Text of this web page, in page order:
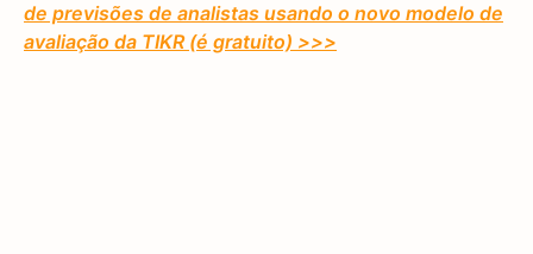
de previsões de analistas usando o novo modelo de
avaliação da TIKR (é gratuito) >>>